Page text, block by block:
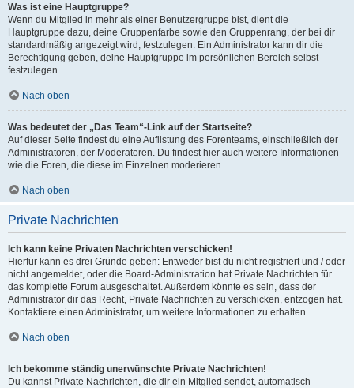
Was ist eine Hauptgruppe?
Wenn du Mitglied in mehr als einer Benutzergruppe bist, dient die
Hauptgruppe dazu, deine Gruppenfarbe sowie den Gruppenrang, der bei dir
standardmäßig angezeigt wird, festzulegen. Ein Administrator kann dir die
Berechtigung geben, deine Hauptgruppe im persönlichen Bereich selbst
festzulegen.
Nach oben
Was bedeutet der „Das Team“-Link auf der Startseite?
Auf dieser Seite findest du eine Auflistung des Forenteams, einschließlich der
Administratoren, der Moderatoren. Du findest hier auch weitere Informationen
wie die Foren, die diese im Einzelnen moderieren.
Nach oben
Private Nachrichten
Ich kann keine Privaten Nachrichten verschicken!
Hierfür kann es drei Gründe geben: Entweder bist du nicht registriert und / oder
nicht angemeldet, oder die Board-Administration hat Private Nachrichten für
das komplette Forum ausgeschaltet. Außerdem könnte es sein, dass der
Administrator dir das Recht, Private Nachrichten zu verschicken, entzogen hat.
Kontaktiere einen Administrator, um weitere Informationen zu erhalten.
Nach oben
Ich bekomme ständig unerwünschte Private Nachrichten!
Du kannst Private Nachrichten, die dir ein Mitglied sendet, automatisch